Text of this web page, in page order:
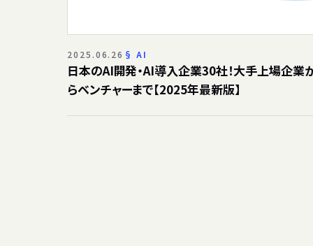
2025.06.26 AI
日本のAI開発・AI導入企業30社！大手上場企業
らベンチャーまで【2025年最新版】